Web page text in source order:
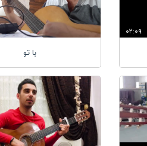
02:09
با تو